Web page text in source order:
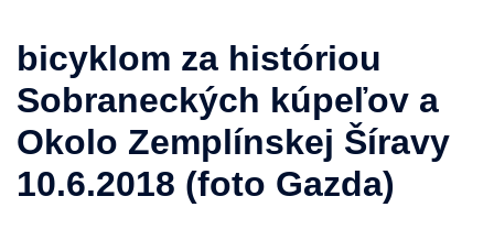
bicyklom za históriou
Sobraneckých kúpeľov a
Okolo Zemplínskej Šíravy
10.6.2018 (foto Gazda)